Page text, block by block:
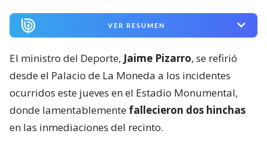
VER RESUMEN
El ministro del Deporte, Jaime Pizarro, se refirió
desde el Palacio de La Moneda a los incidentes
ocurridos este jueves en el Estadio Monumental,
donde lamentablemente fallecieron dos hinchas
en las inmediaciones del recinto.